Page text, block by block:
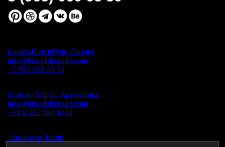
Санкт-Петербург, Россия
info@borodaboroda.com
+7 965 060 05 50
Буэнос-Айрэс, Аргентина
info@borodaboroda.com
+54 9 297 404 1233
Лимассол, Кипр